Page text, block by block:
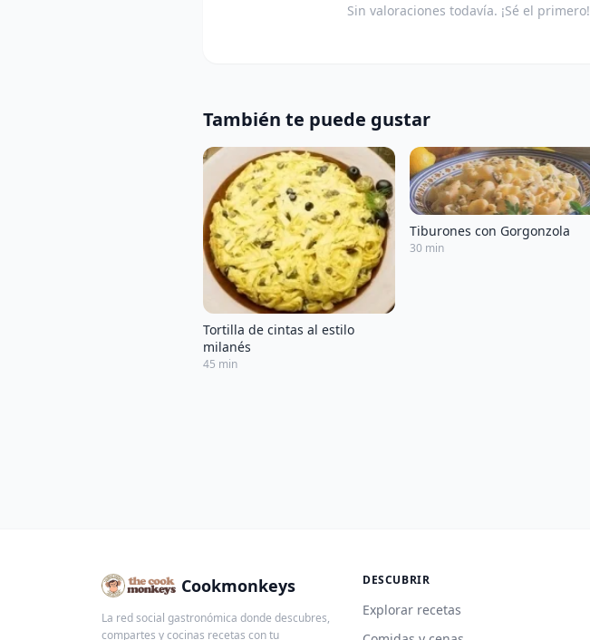
Sin valoraciones todavía. ¡Sé el primero!
También te puede gustar
Tortilla de cintas al estilo
milanés
45 min
Tiburones con Gorgonzola
30 min
Cookmonkeys
La red social gastronómica donde descubres,
compartes y cocinas recetas con tu
DESCUBRIR
Explorar recetas